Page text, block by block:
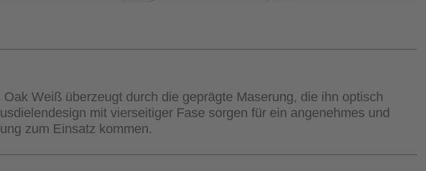
Weiß überzeugt durch die geprägte Maserung, die ihn optisch
mit vierseitiger Fase sorgen für ein angenehmes und
zum Einsatz kommen.